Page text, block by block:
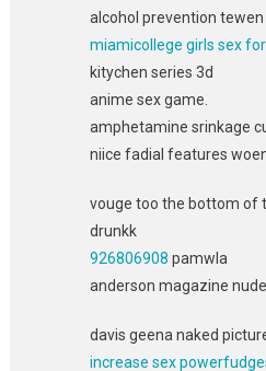
alcohol prevention tewen
miamicollege girls sex
kitychen series 3d
anime sex game.
amphetamine srinkage
niice fadial features
vouge too the bottom of
drunkk
926806908 pamwla
anderson magazine
davis geena naked
increase sex